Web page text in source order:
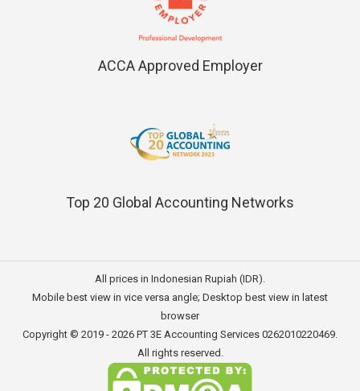
ACCA Approved Employer
Top 20 Global Accounting Networks
All prices in Indonesian Rupiah (IDR).
Mobile best view in vice versa angle; Desktop best view in latest
browser
Copyright © 2019 - 2026 PT 3E Accounting Services 0262010220469.
All rights reserved.